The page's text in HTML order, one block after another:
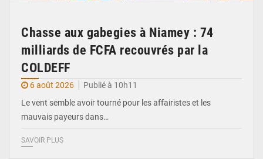
Chasse aux gabegies à Niamey : 74
milliards de FCFA recouvrés par la
COLDEFF
6 août 2026
Publié à 10h11
Le vent semble avoir tourné pour les affairistes et les
mauvais payeurs dans…
SAVOIR PLUS